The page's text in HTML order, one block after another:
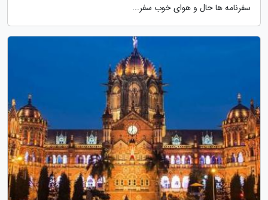
سفرنامه ها حال و هوای خوب سفر...